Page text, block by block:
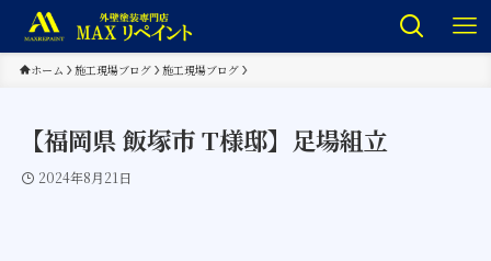
ホーム 施工現場ブログ 施工現場ブログ
【福岡県 飯塚市 T様邸】足場組立
2024年8月21日